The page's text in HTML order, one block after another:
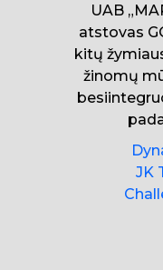
UAB
atstovas
kitų
žinomų
JK